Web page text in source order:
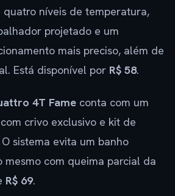
quatro níveis de temperatura,
projetado e um
mais preciso, além de
Está disponível por R$ 58.
4T Fame conta com um
crivo exclusivo e kit de
sistema evita um banho
com queima parcial da
R$ 69.